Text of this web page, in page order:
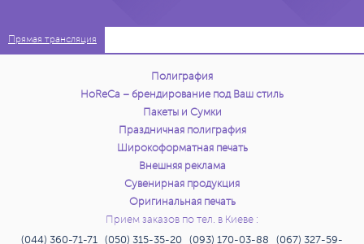
Прямая трансляция
Полиграфия
HoReCa – брендирование под Ваш стиль
Пакеты и Сумки
Праздничная полиграфия
Широкоформатная печать
Внешняя реклама
Сувенирная продукция
Оригинальная печать
Прием заказов по тел. в Киеве :
(044) 360-71-71 (050) 315-35-20 (093) 170-03-88 (067) 327-59-